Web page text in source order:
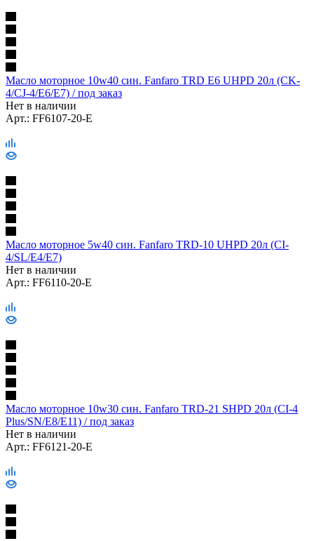
Масло моторное 10w40 син. Fanfaro TRD E6 UHPD 20л (CK-
4/CJ-4/E6/E7) / под заказ
Нет в наличии
Арт.: FF6107-20-E
Масло моторное 5w40 син. Fanfaro TRD-10 UHPD 20л (CI-
4/SL/E4/E7)
Нет в наличии
Арт.: FF6110-20-E
Масло моторное 10w30 син. Fanfaro TRD-21 SHPD 20л (CI-4
Plus/SN/E8/E11) / под заказ
Нет в наличии
Арт.: FF6121-20-E